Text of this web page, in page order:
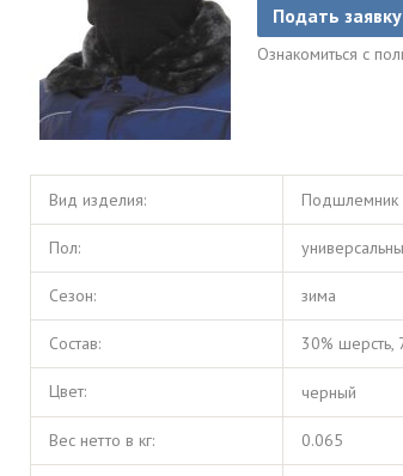
Подать
Ознакомиться с
Вид изделия: Подшлемник
Пол:
Сезон: зима
Состав: 30% шерсть,
Цвет: черный
Вес нетто в кг: 0.065